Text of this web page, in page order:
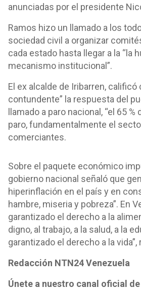
anunciadas por el presidente
Ramos hizo un llamado a los
sociedad civil a organizar
cada estado hasta llegar a la “la
mecanismo institucional”.
El ex alcalde de Iribarren, calificó
contundente” la respuesta del
llamado a paro nacional, “el 65 %
paro, fundamentalmente el
comerciantes.
Sobre el paquete económico
gobierno nacional señaló que
hiperinflación en el país y en
hambre, miseria y pobreza”. En
garantizado el derecho a la
digno, al trabajo, a la salud, a la
garantizado el derecho a la vida”,
Redacción NTN24 Venezuela
Únete a nuestro canal oficial